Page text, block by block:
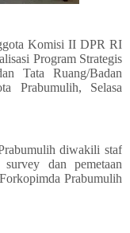
Komisi II DPR RI
Program Strategis
Tata Ruang/Badan
Prabumulih, Selasa
diwakili staf
dan pemetaan
Prabumulih